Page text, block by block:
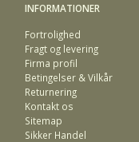
INFORMATIONER
Fortrolighed
Fragt og levering
Firma profil
Betingelser & Vilkår
Returnering
Kontakt os
Sitemap
Sikker Handel